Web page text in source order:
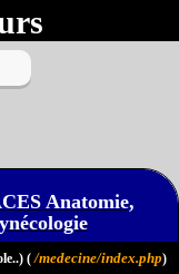
Anatomie,
( /medecine/index.php)